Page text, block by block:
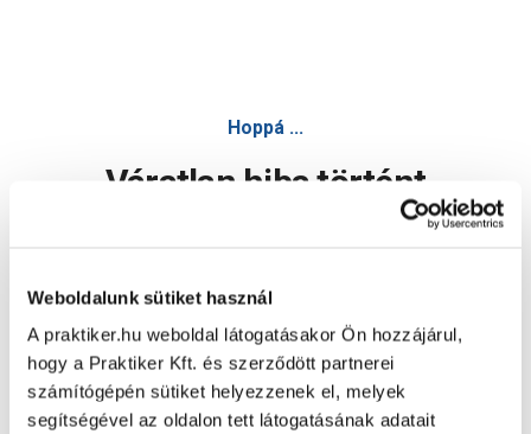
Weboldalunk sütiket használ
A praktiker.hu weboldal látogatásakor Ön hozzájárul,
hogy a Praktiker Kft. és szerződött partnerei
számítógépén sütiket helyezzenek el, melyek
segítségével az oldalon tett látogatásának adatait
Hoppá ...
Váratlan hiba történt
Oldal újratöltése